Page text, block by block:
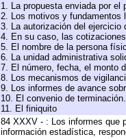
1. La propuesta enviada por el
2. Los motivos y fundamentos
3. La autorización del ejercicio
4. En su caso, las
5. El nombre de la persona
6. La unidad administrativa
7. El número, fecha, el monto
8. Los mecanismos de
9. Los informes de avance
10. El convenio de terminación.
11. El finiquito
84 XXXV - : Los informes que
información estadística,